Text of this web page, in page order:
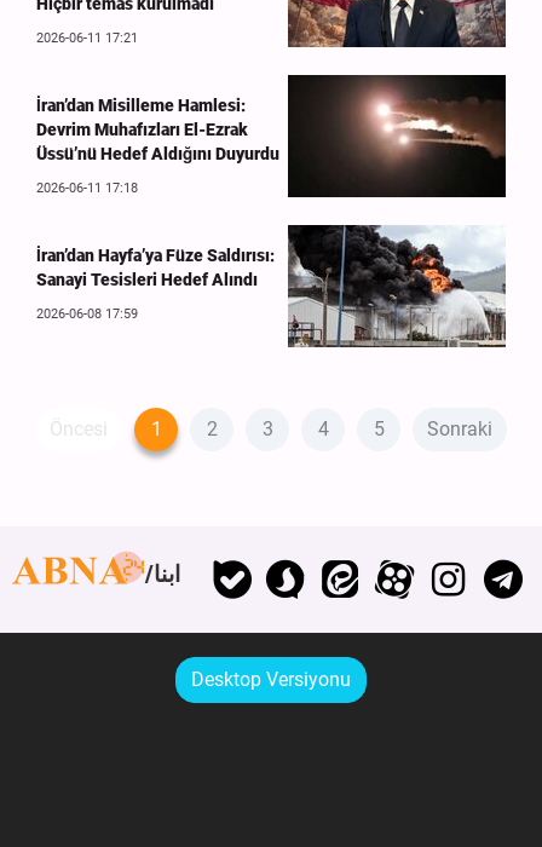
2026-06-11 17:21
İran’dan Misilleme Hamlesi:
Devrim Muhafızları El-Ezrak
Üssü’nü Hedef Aldığını Duyurdu
2026-06-11 17:18
İran’dan Hayfa’ya Füze Saldırısı:
Sanayi Tesisleri Hedef Alındı
2026-06-08 17:59
Öncesi 1 2 3 4 5 Sonraki
ابنا
Desktop Versiyonu